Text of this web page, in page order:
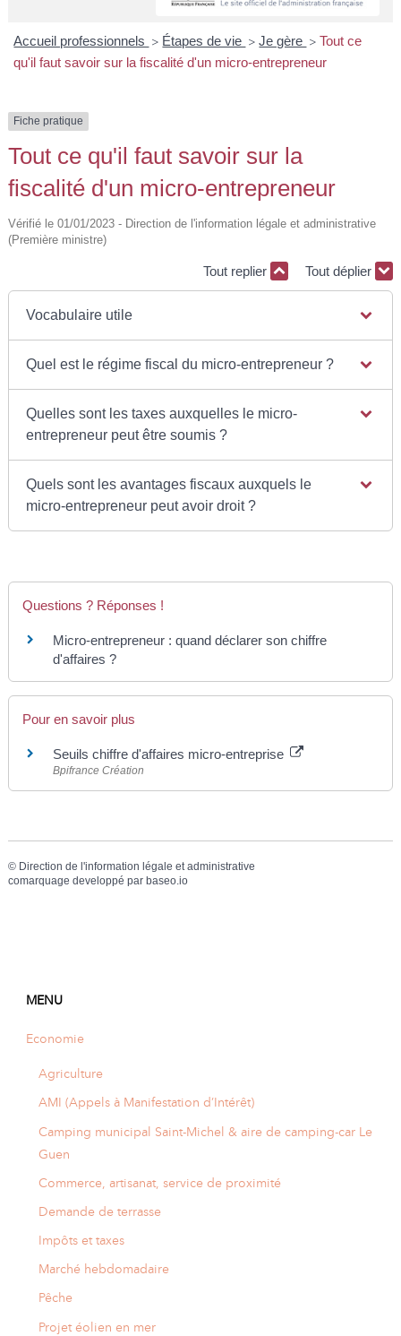
IE
Accueil professionnels > Étapes de vie > Je gère > Tout ce
qu'il faut savoir sur la fiscalité d'un micro-entrepreneur
Fiche pratique
Tout ce qu'il faut savoir sur la
fiscalité d'un micro-entrepreneur
Vérifié le 01/01/2023 - Direction de l'information légale et administrative
(Première ministre)
Tout replier Tout déplier
Vocabulaire utile
Quel est le régime fiscal du micro-entrepreneur ?
Quelles sont les taxes auxquelles le micro-
entrepreneur peut être soumis ?
Quels sont les avantages fiscaux auxquels le
micro-entrepreneur peut avoir droit ?
Questions ? Réponses !
Micro-entrepreneur : quand déclarer son chiffre
d'affaires ?
Pour en savoir plus
Seuils chiffre d'affaires micro-entreprise
Bpifrance Création
© Direction de l'information légale et administrative
comarquage developpé par baseo.io
MENU
Economie
Agriculture
AMI (Appels à Manifestation d’Intérêt)
Camping municipal Saint-Michel & aire de camping-car Le
Guen
Commerce, artisanat, service de proximité
Demande de terrasse
Impôts et taxes
Marché hebdomadaire
Pêche
Projet éolien en mer